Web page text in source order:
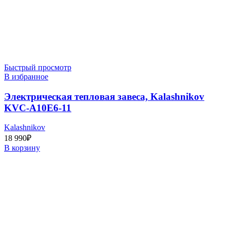
Быстрый просмотр
В избранное
Электрическая тепловая завеса, Kalashnikov
KVC-A10E6-11
Kalashnikov
18 990₽
В корзину